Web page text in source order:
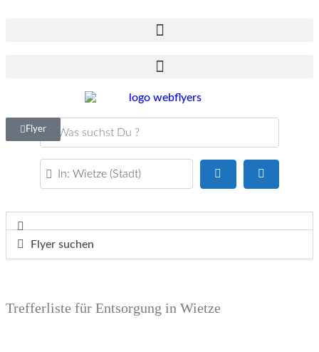
Flyer
PLZ oder Ort
Flyer suchen
Trefferliste für Entsorgung in Wietze